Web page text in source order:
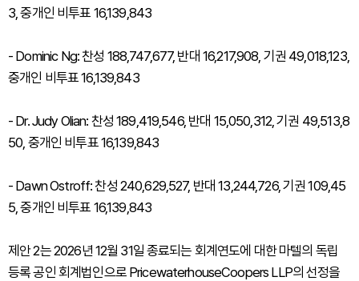
3, 중개인 비투표 16,139,843
- Dominic Ng: 찬성 188,747,677, 반대 16,217,908, 기권 49,018,123,
중개인 비투표 16,139,843
- Dr. Judy Olian: 찬성 189,419,546, 반대 15,050,312, 기권 49,513,8
50, 중개인 비투표 16,139,843
- Dawn Ostroff: 찬성 240,629,527, 반대 13,244,726, 기권 109,45
5, 중개인 비투표 16,139,843
제안 2는 2026년 12월 31일 종료되는 회계연도에 대한 마텔의 독립
등록 공인 회계법인으로 PricewaterhouseCoopers LLP의 선정을